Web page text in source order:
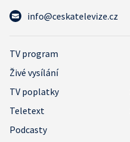
info@ceskatelevize.cz
TV program
Živé vysílání
TV poplatky
Teletext
Podcasty